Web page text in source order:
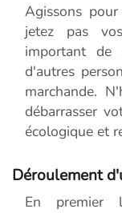
Agissons
jetez pas
important de
d'autres
marchande.
débarrasser
écologique et
Déroulement
En premier